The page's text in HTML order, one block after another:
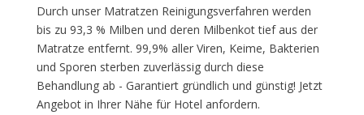
Durch unser Matratzen Reinigungsverfahren werden
bis zu 93,3 % Milben und deren Milbenkot tief aus der
Matratze entfernt. 99,9% aller Viren, Keime, Bakterien
und Sporen sterben zuverlässig durch diese
Behandlung ab - Garantiert gründlich und günstig! Jetzt
Angebot in Ihrer Nähe für Hotel anfordern.